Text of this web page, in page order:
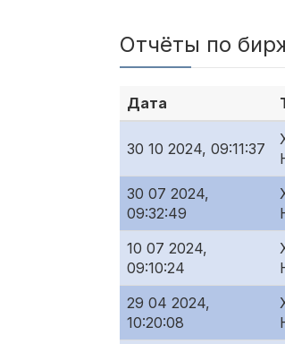
Отчёты по
Дата
30 10 2024, 09:11:37
30 07 2024,
09:32:49
10 07 2024,
09:10:24
29 04 2024,
10:20:08